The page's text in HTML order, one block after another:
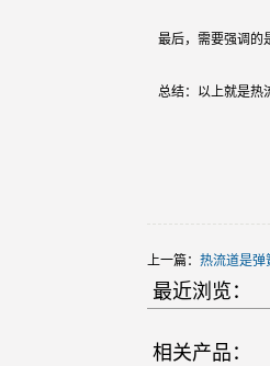
最后，需要强调的
总结：以上就是热
上一篇： 热流道是弹
最近浏览：
相关产品：